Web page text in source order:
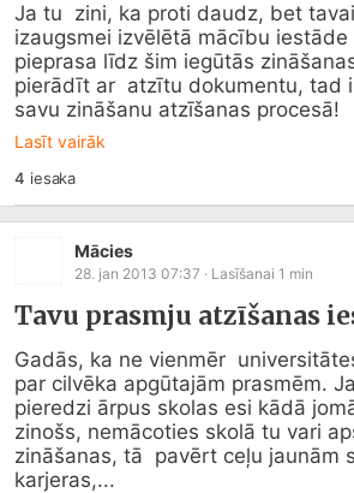
Ja tu  zini, ka proti daudz, bet
izaugsmei izvēlētā mācību
pieprasa līdz šim iegūtās
pierādīt ar  atzītu dokumentu, tad
savu zināšanu atzīšanas procesā!
Lasīt vairāk
4 iesaka
Mācies
28. jan 2013 07:37 · Lasīšanai 1 min
Tavu prasmju atzīšanas
Gadās, ka ne vienmēr
par cilvēka apgūtajām prasmēm.
pieredzi ārpus skolas esi kādā
zinošs, nemācoties skolā tu vari
zināšanas, tā  pavērt ceļu jaunām
karjeras,...